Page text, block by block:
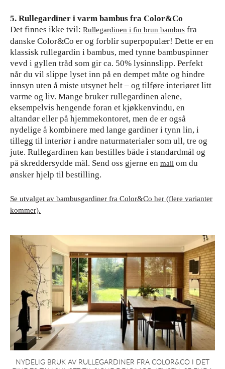
5. Rullegardiner i varm bambus fra Color&Co
Det finnes ikke tvil: Rullegardinen i fin brun bambus fra
danske Color&Co er og forblir superpopulær! Dette er en
klassisk rullegardin i bambus, med tynne bambuspinner
vevd i gyllen tråd som gir ca. 50% lysinnslipp. Perfekt
når du vil slippe lyset inn på en dempet måte og hindre
innsyn uten å miste utsynet helt – og tilføre interiøret litt
varme og liv. Mange bruker rullegardinen alene,
eksempelvis hengende foran et kjøkkenvindu, en
altandør eller på hjemmekontoret, men de er også
nydelige å kombinere med lange gardiner i tynn lin, i
tillegg til interiør i andre naturmaterialer som ull, tre og
jute. Rullegardinen kan bestilles både i standardmål og
på skreddersydde mål. Send oss gjerne en mail om du
ønsker hjelp til bestilling.
Se utvalget av bambusgardiner fra Color&Co her (flere varianter
kommer).
NYDELIG BRUK AV RULLEGARDINER FRA COLOR&CO I DET